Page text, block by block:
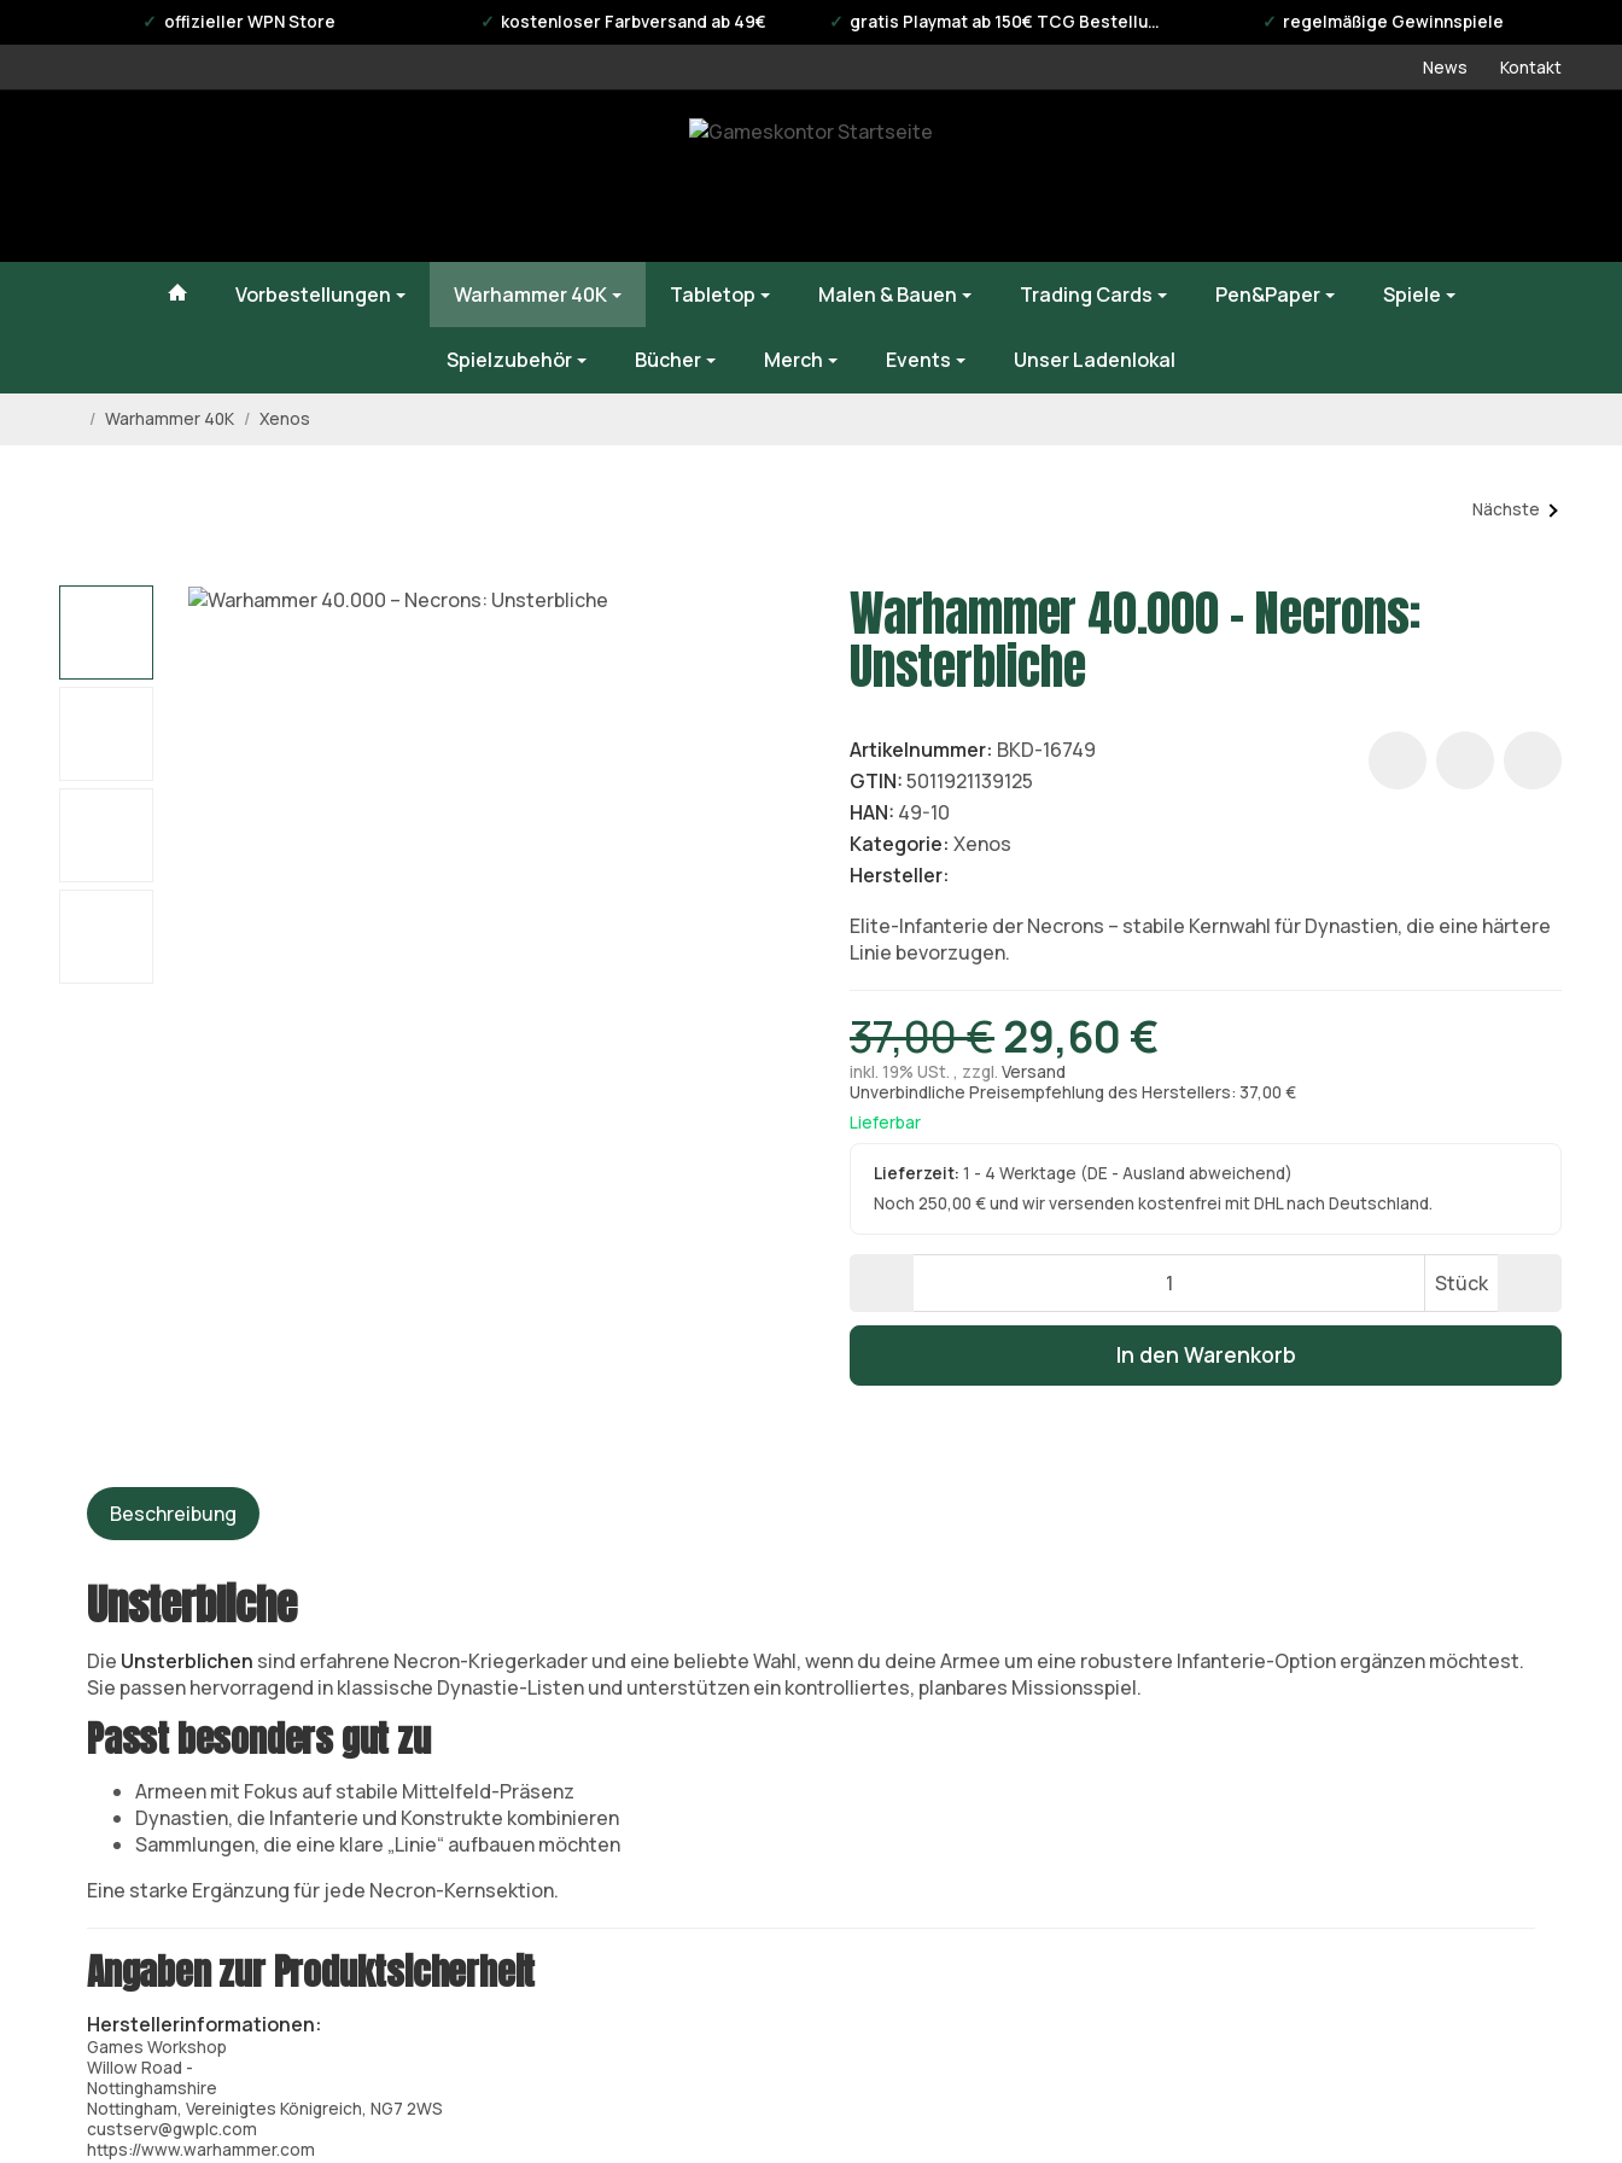
offizieller WPN Store kostenloser Farbversand ab 49€ gratis Playmat ab 150€ TCG Bestellung regelmäßige Gewinnspiele
News Kontakt
#custom.linkHome#
Vorbestellungen Warhammer 40K Tabletop Malen & Bauen Trading Cards Pen&Paper Spiele
Spielzubehör Bücher Merch Events Unser Ladenlokal
/ Warhammer 40K / Xenos
Nächste
Warhammer 40.000 – Necrons:
Unsterbliche
Artikelnummer: BKD-16749
GTIN:5011921139125
HAN: 49-10
Kategorie: Xenos
Hersteller:
Elite-Infanterie der Necrons – stabile Kernwahl für Dynastien, die eine härtere
Linie bevorzugen.
37,00 €29,60 €
inkl. 19% USt. , zzgl. Versand
Unverbindliche Preisempfehlung des Herstellers: 37,00 €
Lieferbar
Lieferzeit:1 - 4 Werktage (DE - Ausland abweichend)
Noch 250,00 € und wir versenden kostenfrei mit DHL nach Deutschland.
Stück
In den Warenkorb
Beschreibung
Unsterbliche
Die Unsterblichen sind erfahrene Necron-Kriegerkader und eine beliebte Wahl, wenn du deine Armee um eine robustere Infanterie-Option ergänzen möchtest.
Sie passen hervorragend in klassische Dynastie-Listen und unterstützen ein kontrolliertes, planbares Missionsspiel.
Passt besonders gut zu
Armeen mit Fokus auf stabile Mittelfeld-Präsenz
Dynastien, die Infanterie und Konstrukte kombinieren
Sammlungen, die eine klare „Linie“ aufbauen möchten
Eine starke Ergänzung für jede Necron-Kernsektion.
Angaben zur Produktsicherheit
Herstellerinformationen:
Games Workshop
Willow Road -
Nottinghamshire
Nottingham, Vereinigtes Königreich, NG7 2WS
custserv@gwplc.com
https://www.warhammer.com